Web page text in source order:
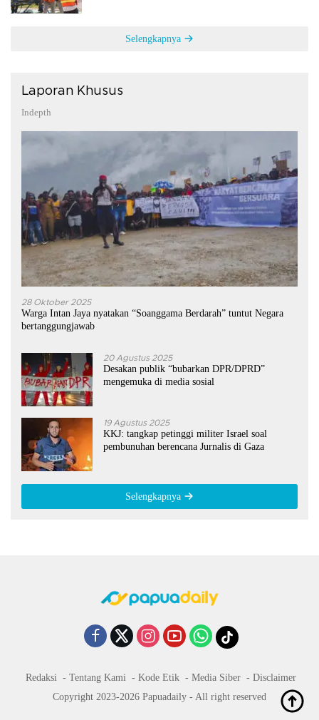
Selengkapnya
Laporan Khusus
Indepth
28 Oktober 2025
Warga Intan Jaya nyatakan “Soanggama Berdarah” tuntut Negara
bertanggungjawab
20 Agustus 2025
Desakan publik “bubarkan DPR/DPRD”
mengemuka di media sosial
19 Agustus 2025
KKJ: tangkap petinggi militer Israel soal
pembunuhan berencana Jurnalis di Gaza
Selengkapnya
Redaksi Tentang Kami Kode Etik Media Siber
Disclaimer
Copyright 2023-2026 Papuadaily - All right reserved